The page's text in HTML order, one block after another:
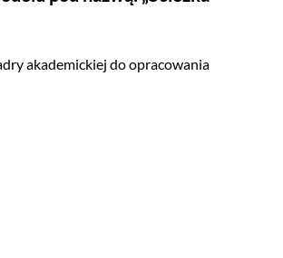
akademickiej do opracowania